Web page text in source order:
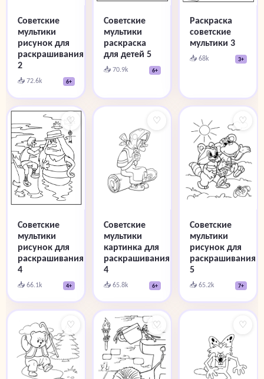
Советские
мультики
рисунок для
раскрашивания
2
📥 72.6k 6+
Советские
мультики
раскраска
для детей 5
📥 70.9k 6+
Раскраска
советские
мультики 3
📥 68k 3+
♡
Советские
мультики
рисунок для
раскрашивания
4
📥 66.1k 4+
♡
Советские
мультики
картинка для
раскрашивания
4
📥 65.8k 6+
♡
Советские
мультики
рисунок для
раскрашивания
5
📥 65.2k 7+
♡ ♡ ♡